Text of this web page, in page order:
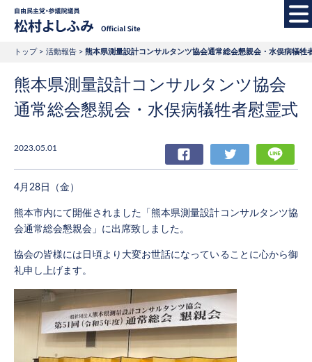
自由民主党・参議
トップ 活動報告 熊本県測量設計コンサルタンツ協会通常総会懇親会・水俣病犠牲
熊本県測量設計コンサルタンツ協会
通常総会懇親会・水俣病犠牲者慰霊式
2023.05.01 Facebook Twitter
4月28日（金）
熊本市内にて開催されました「熊本県測量設計コンサルタンツ協
会通常総会懇親会」に出席致しました。
協会の皆様には日頃より大変お世話になっていることに心から御
礼申し上げます。